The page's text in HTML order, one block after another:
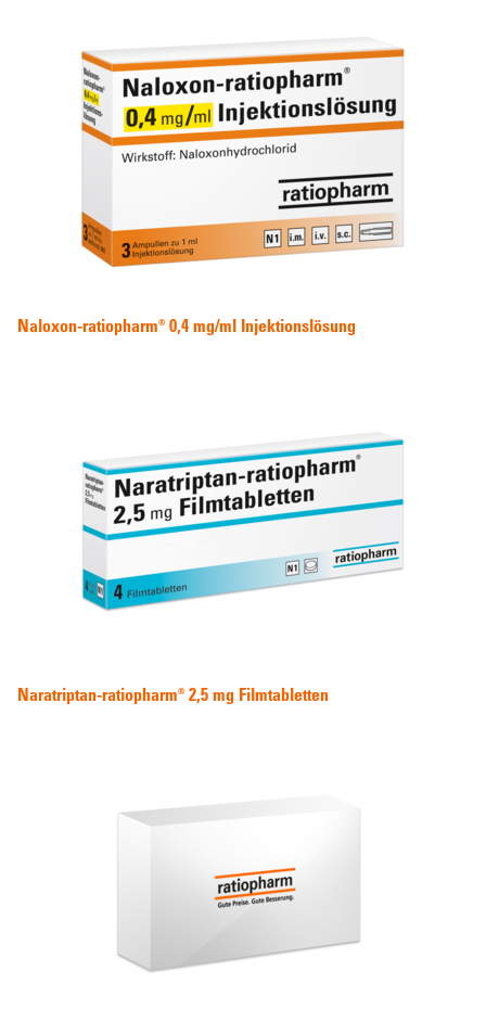
Naloxon-ratiopharm® 0,4 mg/ml Injektionslösung
Naratriptan-ratiopharm® 2,5 mg Filmtabletten